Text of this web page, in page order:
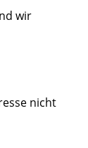
wir
nicht